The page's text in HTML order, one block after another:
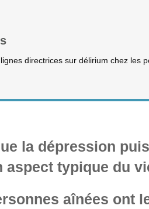
directrices sur délirium chez les
la dépression
aspect typique du
aînées ont